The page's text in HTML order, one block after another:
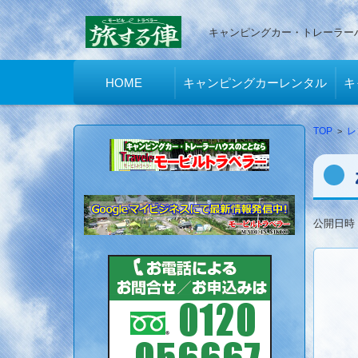
キャンピングカー・トレーラ
コンテンツに移動
HOME キャンピングカーレンタル
TOP>レ
公開日時